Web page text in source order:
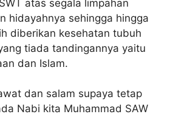
atas segala limpahan
hidayahnya sehingga hingga
diberikan kesehatan tubuh
tiada tandingannya yaitu
dan Islam.
dan salam supaya tetap
Nabi kita Muhammad SAW